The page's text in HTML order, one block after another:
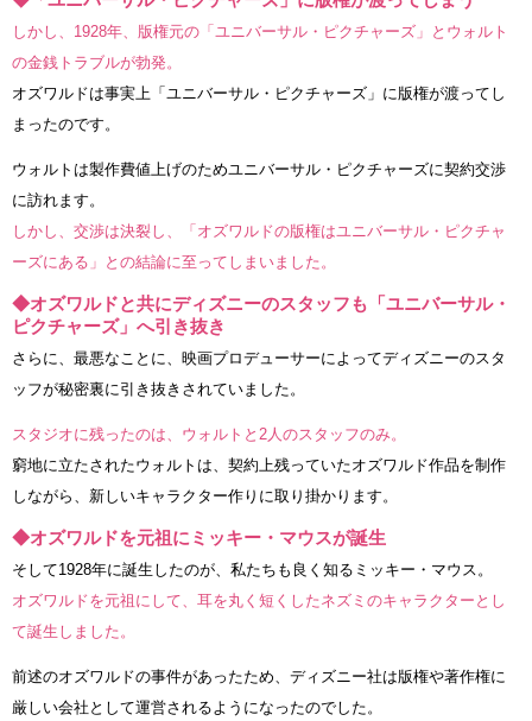
しかし、1928年、版権元の「ユニバーサル・ピクチャーズ」とウォルト
の金銭トラブルが勃発。
オズワルドは事実上「ユニバーサル・ピクチャーズ」に版権が渡ってし
まったのです。
ウォルトは製作費値上げのためユニバーサル・ピクチャーズに契約交渉
に訪れます。
しかし、交渉は決裂し、「オズワルドの版権はユニバーサル・ピクチャ
ーズにある」との結論に至ってしまいました。
◆オズワルドと共にディズニーのスタッフも「ユニバーサル・
ピクチャーズ」へ引き抜き
さらに、最悪なことに、映画プロデューサーによってディズニーのスタ
ッフが秘密裏に引き抜きされていました。
スタジオに残ったのは、ウォルトと2人のスタッフのみ。
窮地に立たされたウォルトは、契約上残っていたオズワルド作品を制作
しながら、新しいキャラクター作りに取り掛かります。
◆オズワルドを元祖にミッキー・マウスが誕生
そして1928年に誕生したのが、私たちも良く知るミッキー・マウス。
オズワルドを元祖にして、耳を丸く短くしたネズミのキャラクターとし
て誕生しました。
前述のオズワルドの事件があったため、ディズニー社は版権や著作権に
厳しい会社として運営されるようになったのでした。